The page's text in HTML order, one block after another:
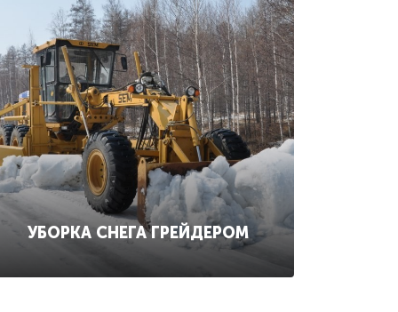
УБОРКА СНЕГА ГРЕЙДЕРОМ